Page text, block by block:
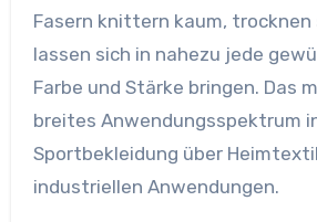
Fasern knittern kaum, trocknen
lassen sich in nahezu jede
Farbe und Stärke bringen. Das
breites Anwendungsspektrum
Sportbekleidung über
industriellen Anwendungen.